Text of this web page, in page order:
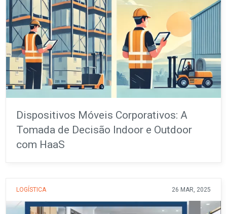
Dispositivos Móveis Corporativos: A
Tomada de Decisão Indoor e Outdoor
com HaaS
LOGÍSTICA 26 MAR, 2025